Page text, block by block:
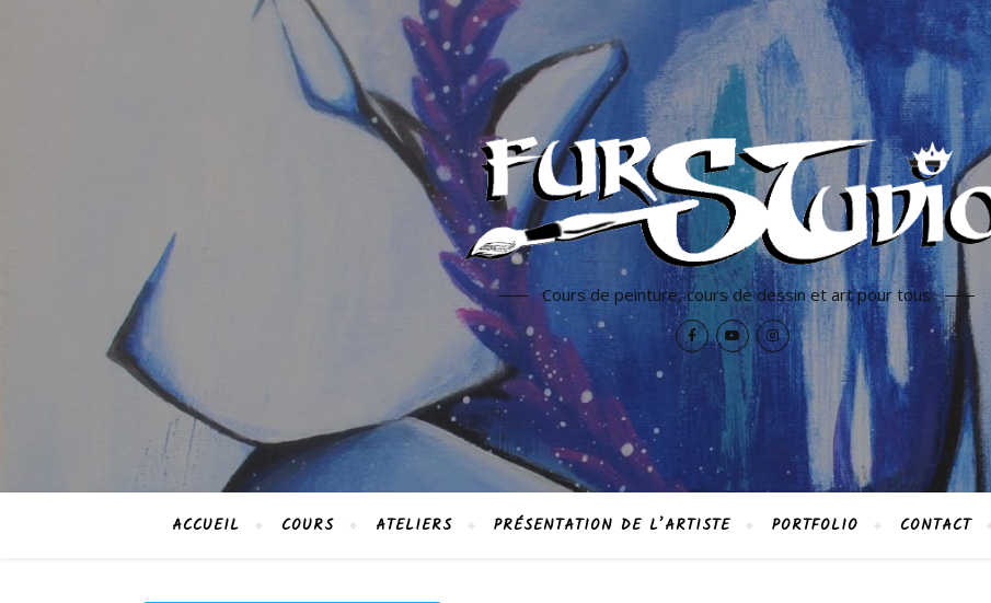
Cours de peinture, cours de dessin et art pour tous
ACCUEIL COURS ATELIERS PRÉSENTATION DE L’ARTISTE PORTFOLIO CONTACT